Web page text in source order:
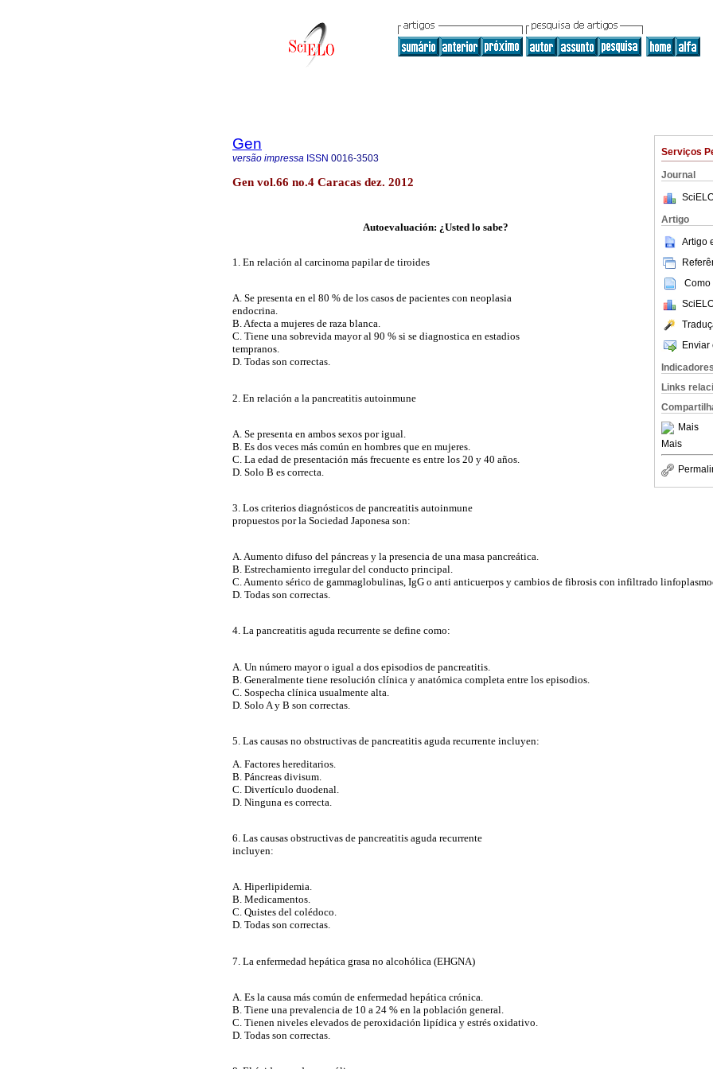
Serviços
Journal
Artigo
Artigo
Como
Enviar
Indicadores
Links
Mais
Mais
Gen
versão impressa ISSN 0016-3503
Gen vol.66 no.4 Caracas dez. 2012
Autoevaluación: ¿Usted lo sabe?
1. En relación al carcinoma papilar de tiroides
A. Se presenta en el 80 % de los casos de pacientes con neoplasia
endocrina.
B. Afecta a mujeres de raza blanca.
C. Tiene una sobrevida mayor al 90 % si se diagnostica en estadios
tempranos.
D. Todas son correctas.
2. En relación a la pancreatitis autoinmune
A. Se presenta en ambos sexos por igual.
B. Es dos veces más común en hombres que en mujeres.
C. La edad de presentación más frecuente es entre los 20 y 40 años.
D. Solo B es correcta.
3. Los criterios diagnósticos de pancreatitis autoinmune
propuestos por la Sociedad Japonesa son:
A. Aumento difuso del páncreas y la presencia de una masa pancreática.
B. Estrechamiento irregular del conducto principal.
C. Aumento sérico de gammaglobulinas, IgG o anti anticuerpos y cambios de fibrosis con infiltrado
D. Todas son correctas.
4. La pancreatitis aguda recurrente se define como:
A. Un número mayor o igual a dos episodios de pancreatitis.
B. Generalmente tiene resolución clínica y anatómica completa entre los episodios.
C. Sospecha clínica usualmente alta.
D. Solo A y B son correctas.
5. Las causas no obstructivas de pancreatitis aguda recurrente incluyen:
A. Factores hereditarios.
B. Páncreas divisum.
C. Divertículo duodenal.
D. Ninguna es correcta.
6. Las causas obstructivas de pancreatitis aguda recurrente
incluyen:
A. Hiperlipidemia.
B. Medicamentos.
C. Quistes del colédoco.
D. Todas son correctas.
7. La enfermedad hepática grasa no alcohólica (EHGNA)
A. Es la causa más común de enfermedad hepática crónica.
B. Tiene una prevalencia de 10 a 24 % en la población general.
C. Tienen niveles elevados de peroxidación lipídica y estrés oxidativo.
D. Todas son correctas.